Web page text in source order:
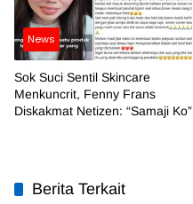
News
Sok Suci Sentil Skincare
Menkuncrit, Fenny Frans
Diskakmat Netizen: “Samaji Ko”
Berita Terkait